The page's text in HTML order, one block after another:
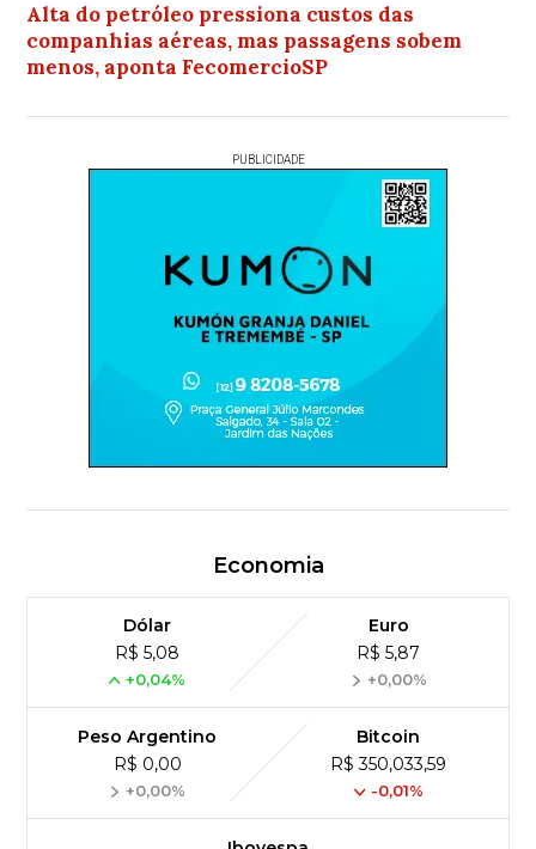
Alta do petróleo pressiona custos das
companhias aéreas, mas passagens sobem
menos, aponta FecomercioSP
PUBLICIDADE
Economia
Dólar
R$ 5,08
+0,04%
Euro
R$ 5,87
+0,00%
Peso Argentino
R$ 0,00
+0,00%
Bitcoin
R$ 350,033,59
-0,01%